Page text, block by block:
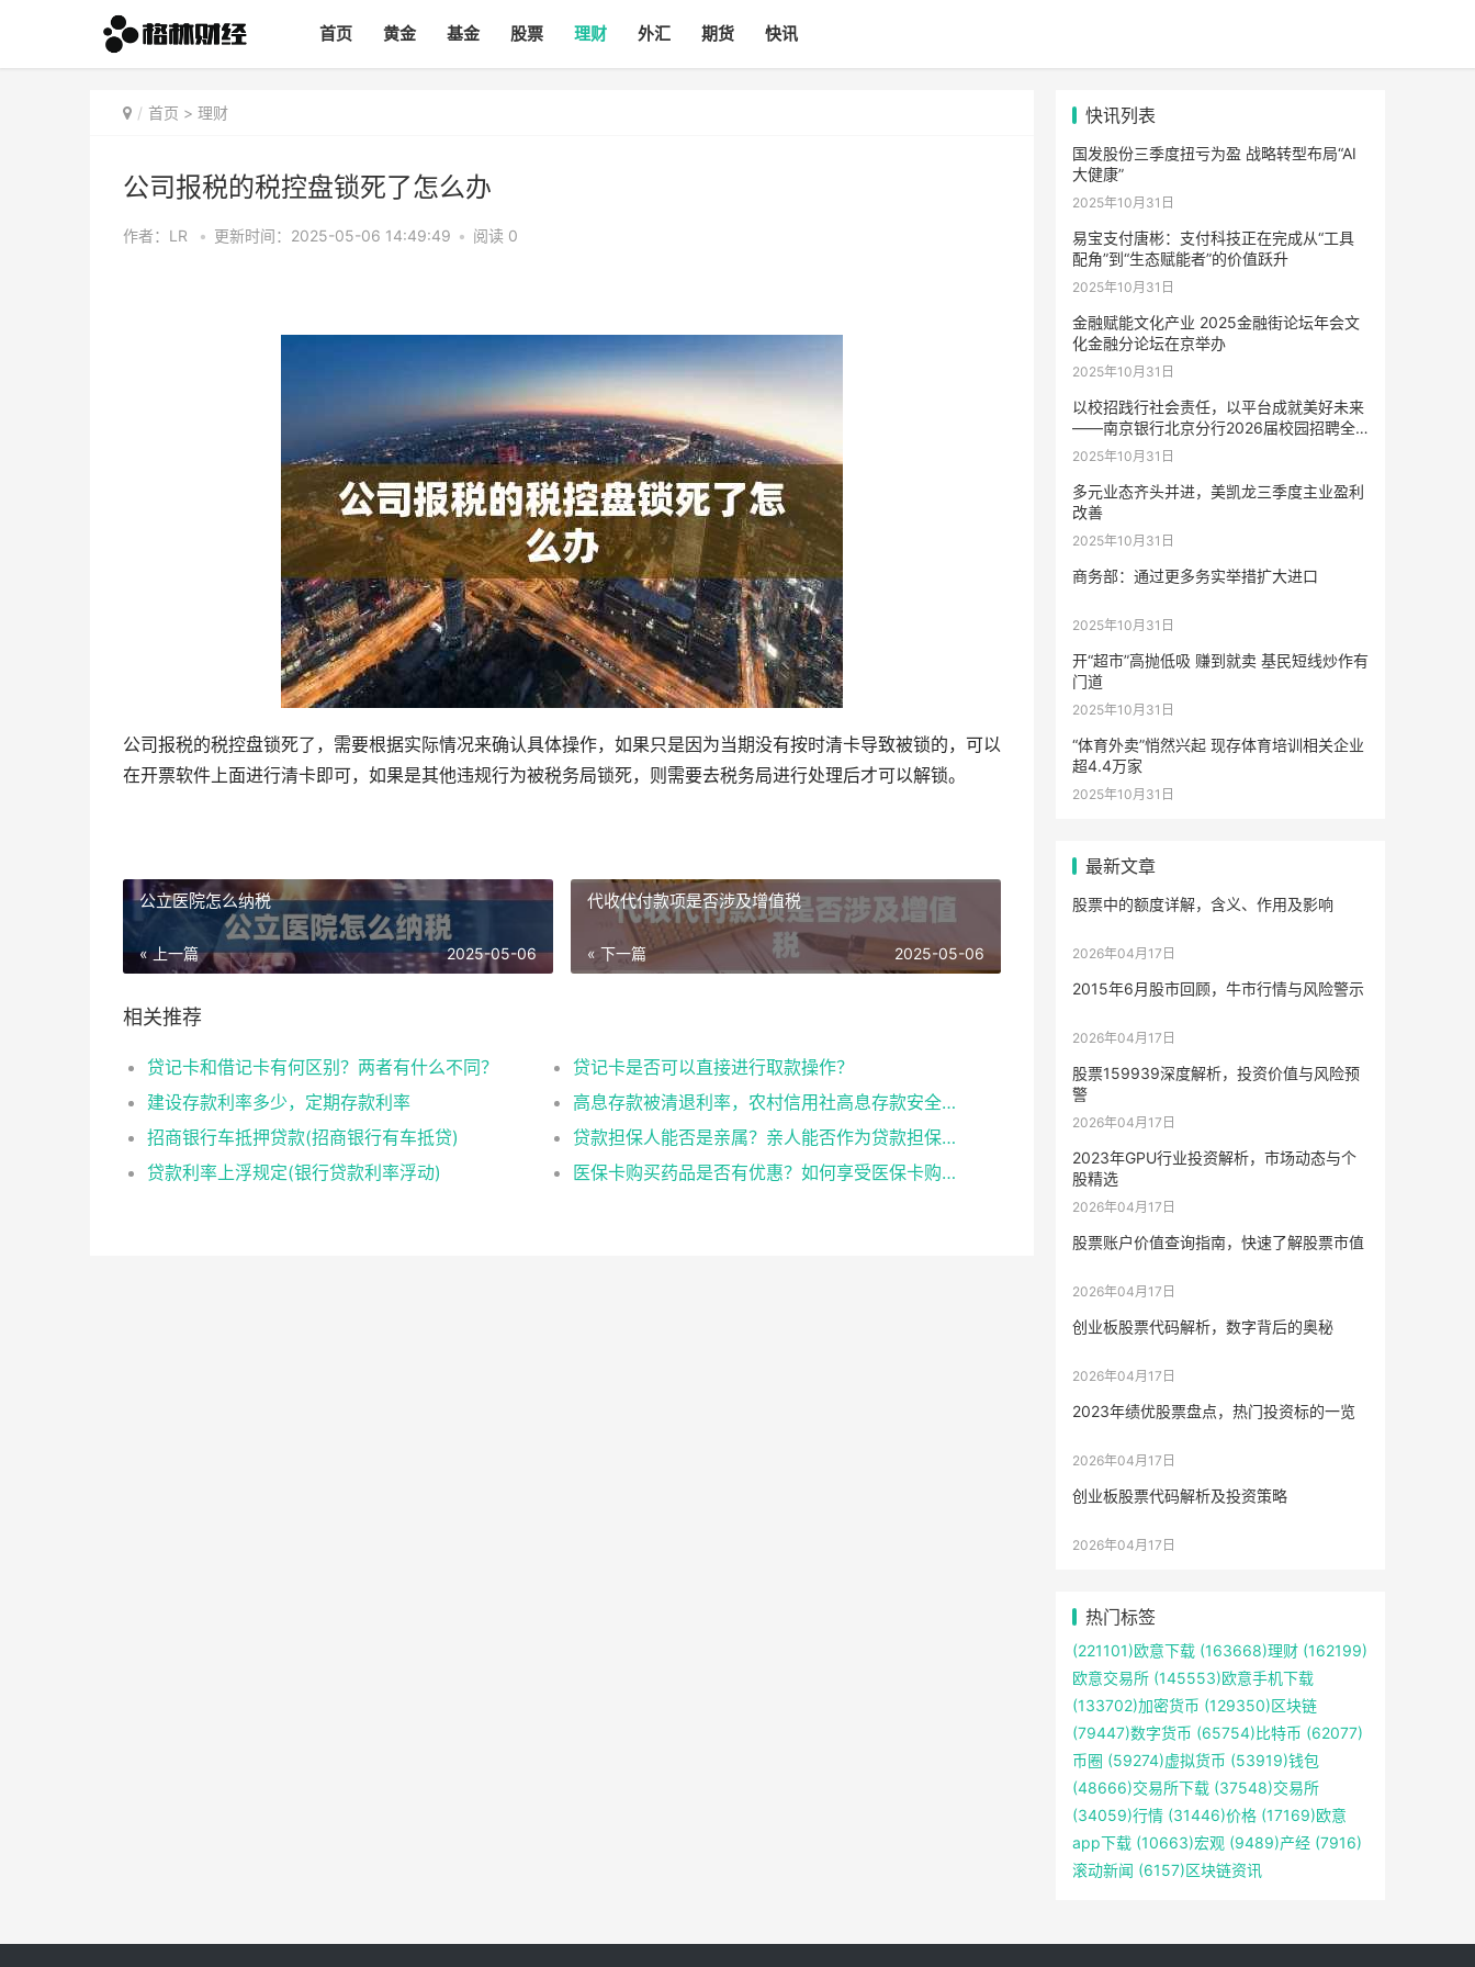
首页 黄金 基金 股票 理财 外汇 期货 快讯
首页 > 理财
公司报税的税控盘锁死了怎么办
作者：LR • 更新时间：2025-05-06 14:49:49 • 阅读 0
公司报税的税控盘锁死了，需要根据实际情况来确认具体操作，如果只是因为当期没有按时清卡导致被锁的，可以
在开票软件上面进行清卡即可，如果是其他违规行为被税务局锁死，则需要去税务局进行处理后才可以解锁。
公立医院怎么纳税
« 上一篇 2025-05-06
代收代付款项是否涉及增值税
« 下一篇 2025-05-06
相关推荐
贷记卡和借记卡有何区别？两者有什么不同？
贷记卡是否可以直接进行取款操作？
建设存款利率多少，定期存款利率
高息存款被清退利率，农村信用社高息存款安全吗
招商银行车抵押贷款(招商银行有车抵贷)
贷款担保人能否是亲属？亲人能否作为贷款担保人？
贷款利率上浮规定(银行贷款利率浮动)
医保卡购买药品是否有优惠？如何享受医保卡购药优惠？
快讯列表
国发股份三季度扭亏为盈 战略转型布局“AI
大健康”
2025年10月31日
易宝支付唐彬：支付科技正在完成从“工具
配角”到“生态赋能者”的价值跃升
2025年10月31日
金融赋能文化产业 2025金融街论坛年会文
化金融分论坛在京举办
2025年10月31日
以校招践行社会责任，以平台成就美好未来
——南京银行北京分行2026届校园招聘全
面启动
2025年10月31日
多元业态齐头并进，美凯龙三季度主业盈利
改善
2025年10月31日
商务部：通过更多务实举措扩大进口
2025年10月31日
开“超市”高抛低吸 赚到就卖 基民短线炒作有
门道
2025年10月31日
“体育外卖”悄然兴起 现存体育培训相关企业
超4.4万家
2025年10月31日
最新文章
股票中的额度详解，含义、作用及影响
2026年04月17日
2015年6月股市回顾，牛市行情与风险警示
2026年04月17日
股票159939深度解析，投资价值与风险预
警
2026年04月17日
2023年GPU行业投资解析，市场动态与个
股精选
2026年04月17日
股票账户价值查询指南，快速了解股票市值
2026年04月17日
创业板股票代码解析，数字背后的奥秘
2026年04月17日
2023年绩优股票盘点，热门投资标的一览
2026年04月17日
创业板股票代码解析及投资策略
2026年04月17日
热门标签
(221101)欧意下载 (163668)理财 (162199)
欧意交易所 (145553)欧意手机下载
(133702)加密货币 (129350)区块链
(79447)数字货币 (65754)比特币 (62077)
币圈 (59274)虚拟货币 (53919)钱包
(48666)交易所下载 (37548)交易所
(34059)行情 (31446)价格 (17169)欧意
app下载 (10663)宏观 (9489)产经 (7916)
滚动新闻 (6157)区块链资讯